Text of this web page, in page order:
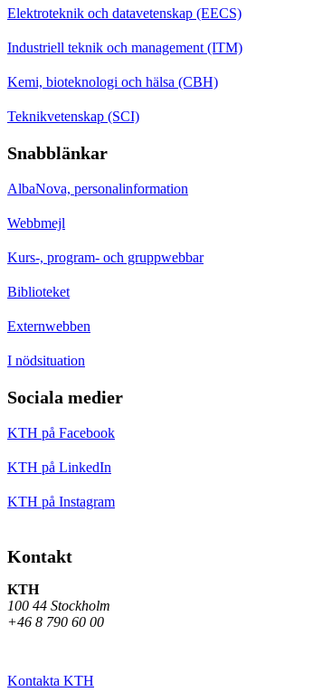
Elektroteknik och datavetenskap (EECS)
Industriell teknik och management (ITM)
Kemi, bioteknologi och hälsa (CBH)
Teknikvetenskap (SCI)
Snabblänkar
AlbaNova, personalinformation
Webbmejl
Kurs-, program- och gruppwebbar
Biblioteket
Externwebben
I nödsituation
Sociala medier
KTH på Facebook
KTH på LinkedIn
KTH på Instagram
Kontakt
KTH
100 44 Stockholm
+46 8 790 60 00
Kontakta KTH